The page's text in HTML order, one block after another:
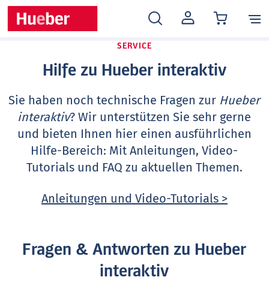
MEIN
KONTO
SERVICE
Hilfe zu Hueber interaktiv
Sie haben noch technische Fragen zur Hueber
interaktiv? Wir unterstützen Sie sehr gerne
und bieten Ihnen hier einen ausführlichen
Hilfe-Bereich: Mit Anleitungen, Video-
Tutorials und FAQ zu aktuellen Themen.
Anleitungen und Video-Tutorials >
Fragen & Antworten zu Hueber
interaktiv